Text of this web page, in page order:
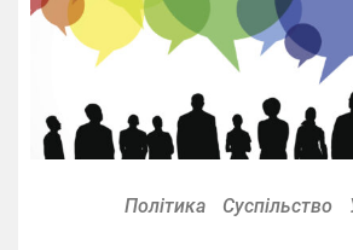
Політика Суспільство